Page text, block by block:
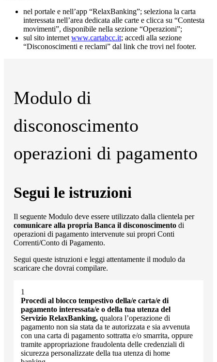
nel portale e nell’app “RelaxBanking”; seleziona la carta
interessata nell’area dedicata alle carte e clicca su “Contesta
movimenti”, disponibile nella sezione “Operazioni”;
sul sito internetwww.cartabcc.it; accedi alla sezione
“Disconoscimenti e reclami” dal link che trovi nel footer.
Modulo di
disconoscimento
operazioni di pagamento
Segui le istruzioni
Il seguente Modulo deve essere utilizzato dalla clientela per
comunicare alla propria Banca il disconoscimento di
operazioni di pagamento intervenute sui propri Conti
Correnti/Conto di Pagamento.
Segui queste istruzioni e leggi attentamente il modulo da
scaricare che dovrai compilare.
Procedi al blocco tempestivo della/e carta/e di
pagamento interessata/e o della tua utenza del
Servizio RelaxBanking, qualora l’operazione di
pagamento non sia stata da te autorizzata e sia avvenuta
con una carta di pagamento sottratta e/o smarrita, oppure
tramite appropriazione fraudolenta delle credenziali di
sicurezza personalizzate della tua utenza di home